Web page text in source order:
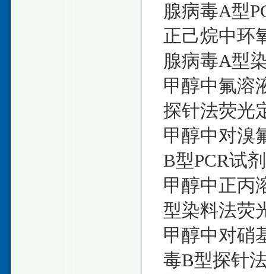
腺病毒A型
正己烷中
腺病毒A型
甲醇中氟
探针法荧光
甲醇中对
B型PCR试
甲醇中正
型染料法荧
甲醇中对
毒B型探针